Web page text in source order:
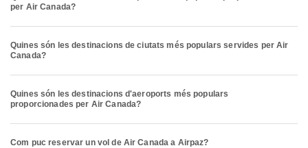
per Air Canada?
Quines són les destinacions de ciutats més populars servides per Air
Canada?
Quines són les destinacions d'aeroports més populars
proporcionades per Air Canada?
Com puc reservar un vol de Air Canada a Airpaz?